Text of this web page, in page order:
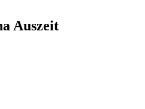
Auszeit